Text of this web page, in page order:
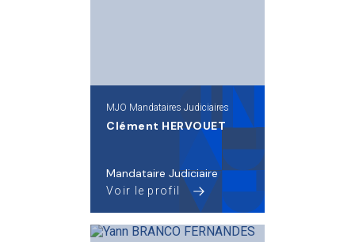
MJO Mandataires Judiciaires
Clément HERVOUET
Mandataire Judiciaire
Voir le profil